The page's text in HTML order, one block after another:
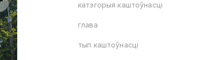
катэгорыя каштоўнасці
глава
тып каштоўнасці